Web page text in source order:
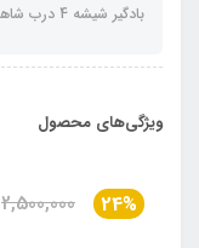
بادگیر شیشه 4 درب شاهین
ویژگی‌های محصول
24%
2,500,000